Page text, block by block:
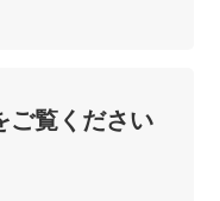
ご覧ください